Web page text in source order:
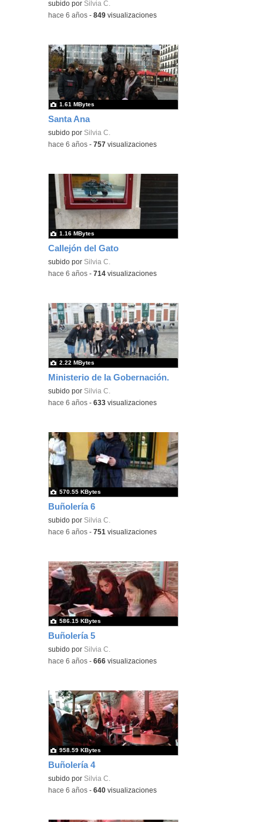
subido por Silvia C.
-hace 6 años -849 visualizaciones
Santa Ana
subido por Silvia C.
1.61 MBytes
-hace 6 años -757 visualizaciones
Callejón del Gato
subido por Silvia C.
1.16 MBytes
-hace 6 años -714 visualizaciones
Ministerio de la Gobernación.
subido por Silvia C.
2.22 MBytes
-hace 6 años -633 visualizaciones
Buñolería 6
subido por Silvia C.
570.55 KBytes
-hace 6 años -751 visualizaciones
Buñolería 5
subido por Silvia C.
586.15 KBytes
-hace 6 años -666 visualizaciones
Buñolería 4
subido por Silvia C.
958.59 KBytes
-hace 6 años -640 visualizaciones